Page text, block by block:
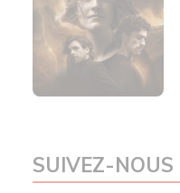
SUIVEZ-NOUS